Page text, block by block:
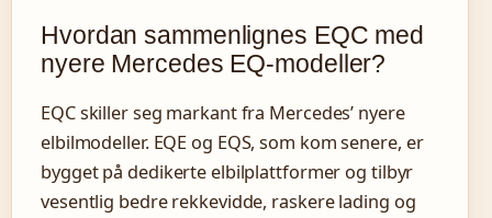
Hvordan sammenlignes EQC med
nyere Mercedes EQ-modeller?
EQC skiller seg markant fra Mercedes’ nyere
elbilmodeller. EQE og EQS, som kom senere, er
bygget på dedikerte elbilplattformer og tilbyr
vesentlig bedre rekkevidde, raskere lading og